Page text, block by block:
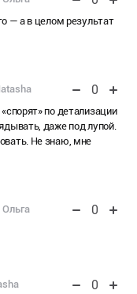
— а в целом результат
0
по детализации
даже под лупой.
Не знаю, мне
Ольга 0
0